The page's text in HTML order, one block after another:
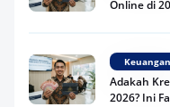
Online di
Keuangan
Adakah
2026? Ini